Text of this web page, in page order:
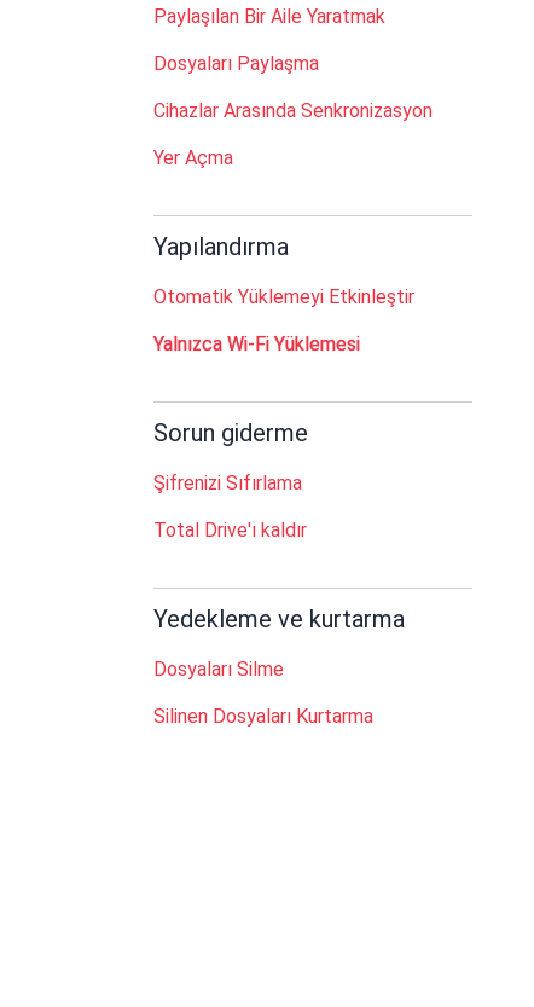
Paylaşılan Bir Aile Yaratmak
Dosyaları Paylaşma
Cihazlar Arasında Senkronizasyon
Yer Açma
Yapılandırma
Otomatik Yüklemeyi Etkinleştir
Yalnızca Wi-Fi Yüklemesi
Sorun giderme
Şifrenizi Sıfırlama
Total Drive'ı kaldır
Yedekleme ve kurtarma
Dosyaları Silme
Silinen Dosyaları Kurtarma